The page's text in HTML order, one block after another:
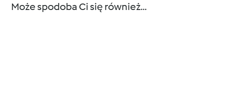
Może spodoba Ci się również...